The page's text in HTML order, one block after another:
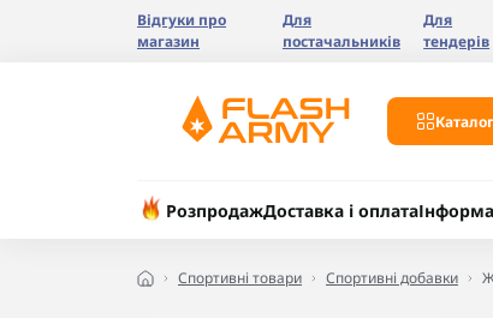
Відгуки про
магазин
Для
постачальників
Для
тендерів
РозпродажДоставка і оплата
Спортивні товари Спортивні добавки